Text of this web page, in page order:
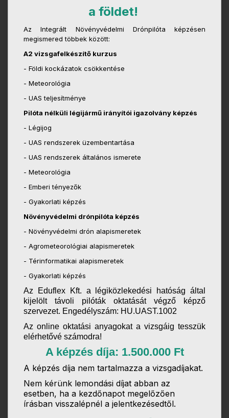
a földet!
Az Integrált Növényvédelmi Drónpilóta képzésen
megismered többek között:
A2 vizsgafelkészítő kurzus
- Földi kockázatok csökkentése
- Meteorológia
- UAS teljesítménye
Pilóta nélküli légijármű irányítói igazolvány képzés
- Légijog
- UAS rendszerek üzembentartása
- UAS rendszerek általános ismerete
- Meteorológia
- Emberi tényezők
- Gyakorlati képzés
Növényvédelmi drónpilóta képzés
- Növényvédelmi drón alapismeretek
- Agrometeorológiai alapismeretek
- Térinformatikai alapismeretek
- Gyakorlati képzés
Az Eduflex Kft. a légiközlekedési hatóság által
kijelölt távoli pilóták oktatását végző képző
szervezet. Engedélyszám: HU.UAST.1002
Az online oktatási anyagokat a vizsgáig tesszük
elérhetővé számodra!
A képzés díja: 1.500.000 Ft
A képzés díja nem tartalmazza a vizsgadíjakat.
Nem kérünk lemondási díjat abban az
esetben, ha a kezdőnapot megelőzően
írásban visszalépnél a jelentkezésedtől.